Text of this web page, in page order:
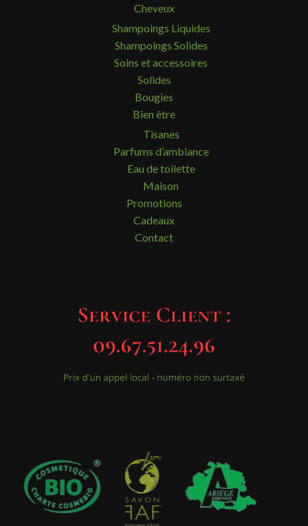
Cheveux
Shampoings Liquides
Shampoings Solides
Soins et accessoires
Solides
Bougies
Bien être
Tisanes
Parfums d’ambiance
Eau de toilette
Maison
Promotions
Cadeaux
Contact